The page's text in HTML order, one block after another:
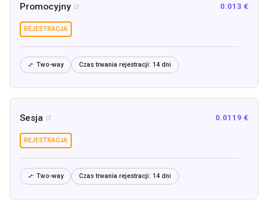
Promocyjny  0.013 €
REJESTRACJA
 Two-way Czas trwania rejestracji: 14 dni
Sesja  0.0119 €
REJESTRACJA
 Two-way Czas trwania rejestracji: 14 dni